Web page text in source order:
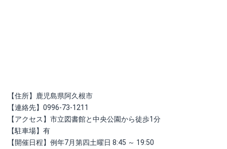
【住所】鹿児島県阿久根市
【連絡先】0996-73-1211
【アクセス】市立図書館と中央公園から徒歩1分
【駐車場】有
【開催日程】例年7月第四土曜日 8:45 ～ 19:50